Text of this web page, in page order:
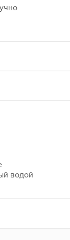
водой